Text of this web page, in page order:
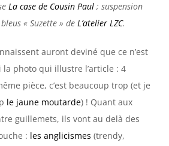
La case de Cousin Paul; suspension
« Suzette » de L’atelier LZC.
auront deviné que ce n’est
photo qui illustre l’article : 4
pièce, c’est beaucoup trop (et je
le jaune moutarde) ! Quant aux
guillemets, ils vont au delà des
: les anglicismes (trendy,